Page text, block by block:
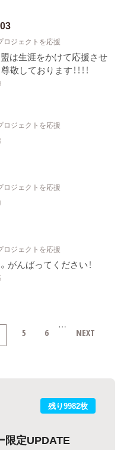
ロジェクトを応援
は生涯をかけて応援させ
敬しております！！！！
ロジェクトを応援
ロジェクトを応援
ロジェクトを応援
がんばってください！
5 6 … NEXT
残り9982枚
限定UPDATE